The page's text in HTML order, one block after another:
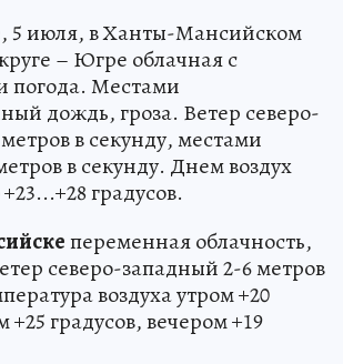
5 июля, в Ханты-Мансийском
– Югре облачная с
погода. Местами
дождь, гроза. Ветер северо-
в секунду, местами
в секунду. Днем воздух
градусов.
переменная облачность,
северо-западный 2-6 метров
воздуха утром +20
+25 градусов, вечером +19